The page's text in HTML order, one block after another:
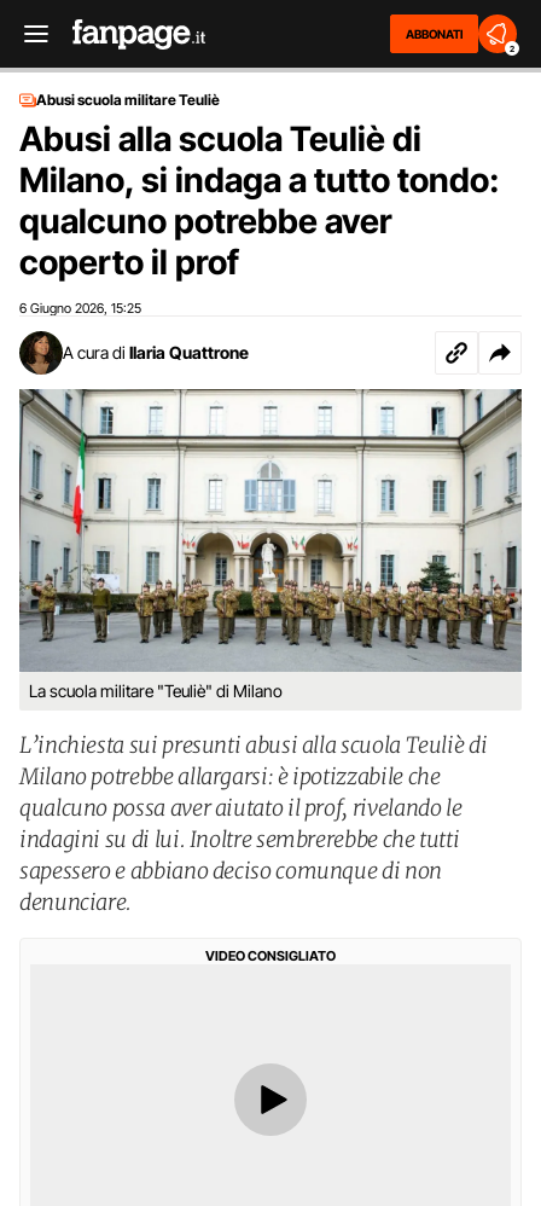
ABBONATI
2
Abusi scuola militare Teuliè
Abusi alla scuola Teuliè di
Milano, si indaga a tutto tondo:
qualcuno potrebbe aver
coperto il prof
6 Giugno 2026 15:25
A cura di Ilaria Quattrone
La scuola militare "Teuliè" di Milano
L’inchiesta sui presunti abusi alla scuola Teuliè di
Milano potrebbe allargarsi: è ipotizzabile che
qualcuno possa aver aiutato il prof, rivelando le
indagini su di lui. Inoltre sembrerebbe che tutti
sapessero e abbiano deciso comunque di non
denunciare.
VIDEO CONSIGLIATO